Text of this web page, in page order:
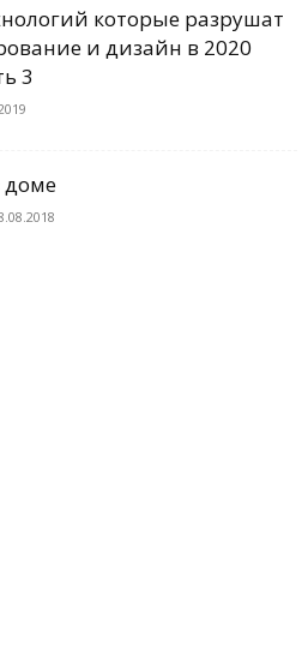
которые разрушат
и дизайн в 2020
3
доме